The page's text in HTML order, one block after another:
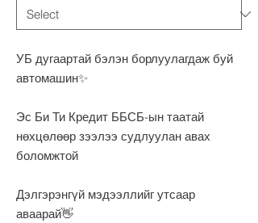
УБ дугаартай бэлэн борлуулагдаж буй
автомашин✨
Эс Би Ти Кредит ББСБ-ын таатай
нөхцөлөөр зээлээ судлуулан авах
боломжтой
Дэлгэрэнгүй мэдээллийг утсаар
аваарай👋